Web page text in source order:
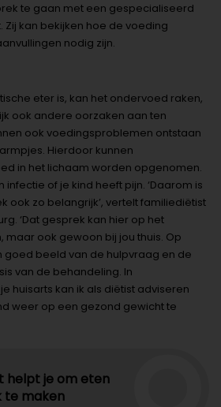
te gaan met een gespecialiseerd
Zij kan bekijken hoe de voeding
nodig zijn.
eter is, kan het ondervoed raken,
ook andere oorzaken aan ten
ook voedingsproblemen ontstaan
Hierdoor kunnen
in het lichaam worden opgenomen.
infectie of je kind heeft pijn. ‘Daarom is
ook zo belangrijk’, vertelt familiediëtist
‘Dat gesprek kan hier op het
maar ook gewoon bij jou thuis. Op
goed beeld van de hulpvraag en de
van de behandeling. In
huisarts kan ik als diëtist adviseren
weer op een gezond gewicht te
helpt je om eten
te maken